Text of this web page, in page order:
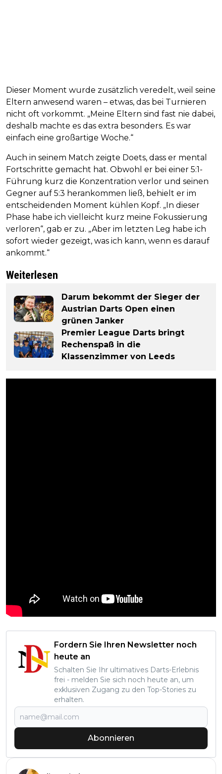
Dieser Moment wurde zusätzlich veredelt, weil seine
Eltern anwesend waren – etwas, das bei Turnieren
nicht oft vorkommt. „Meine Eltern sind fast nie dabei,
deshalb machte es das extra besonders. Es war
einfach eine großartige Woche.“
Auch in seinem Match zeigte Doets, dass er mental
Fortschritte gemacht hat. Obwohl er bei einer 5:1-
Führung kurz die Konzentration verlor und seinen
Gegner auf 5:3 herankommen ließ, behielt er im
entscheidenden Moment kühlen Kopf. „In dieser
Phase habe ich vielleicht kurz meine Fokussierung
verloren“, gab er zu. „Aber im letzten Leg habe ich
sofort wieder gezeigt, was ich kann, wenn es darauf
ankommt.“
Weiterlesen
Darum bekommt der Sieger der
Austrian Darts Open einen
grünen Janker
Premier League Darts bringt
Rechenspaß in die
Klassenzimmer von Leeds
Fordern Sie Ihren Newsletter noch
heute an
Schalten Sie Ihr ultimatives Darts-Erlebnis
frei - melden Sie sich noch heute an, um
exklusiven Zugang zu den Top-Stories zu
erhalten.
Abonnieren